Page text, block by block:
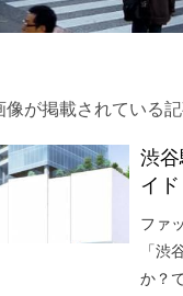
像が掲載されている
渋
イド
ファ
「渋
か？